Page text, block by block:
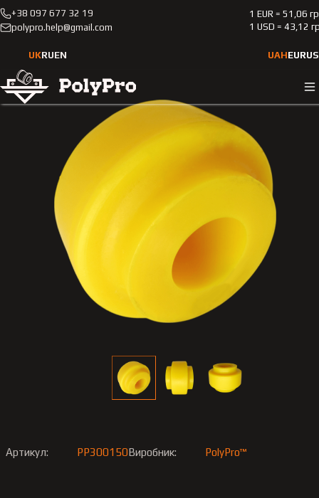
+38 097 677 32 19
polypro.help@gmail.com
1 EUR = 51,06
1 USD = 43,12
UKRUEN UAHEUR
Каталог Легкові автомобілі Mercedes-Benz
210
Поліуретанова втулка переднього стабілізатора
Benz 210 1995-2002 2.6L HARDNESS
Артикул: PP300150Виробник: PolyPro™